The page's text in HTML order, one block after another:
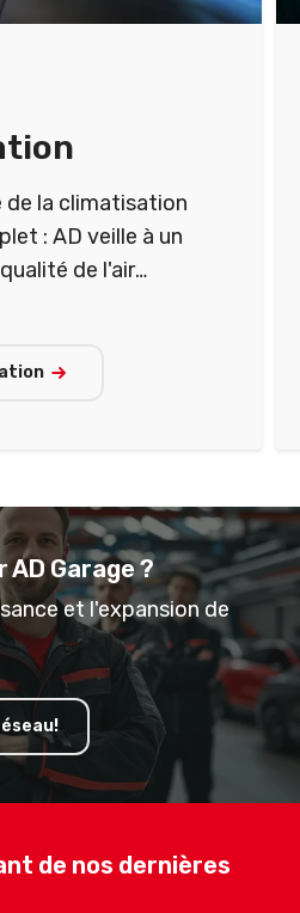
de la climatisation
: AD veille à un
de l'air
de nos dernières
AD Garage ?
et l'expansion de